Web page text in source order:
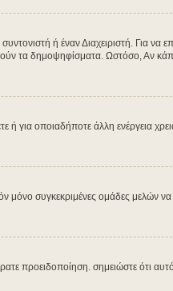
ή έναν Διαχειριστή. Για να
τα δημοψηφίσματα. Ωστόσο, Αν
για οποιαδήποτε άλλη ενέργεια
συγκεκριμένες ομάδες μελών
προειδοποίηση. σημειώστε ότι